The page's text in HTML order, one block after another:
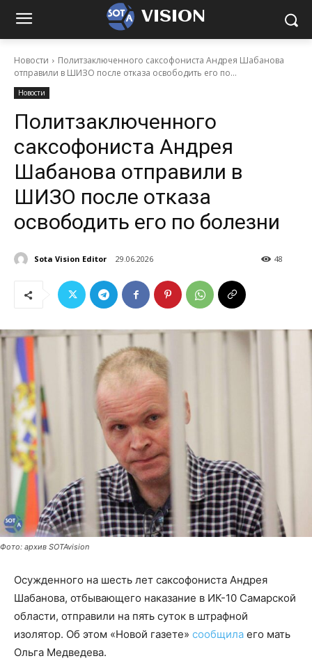
VISION
Новости
Политзаключенного саксофониста Андрея Шабанова
отправили в ШИЗО после отказа освободить его по...
Новости
Политзаключенного
саксофониста Андрея
Шабанова отправили в
ШИЗО после отказа
освободить его по болезни
Sota Vision Editor 29.06.2026 48
Фото: архив SOTAvision
Осужденного на шесть лет саксофониста Андрея
Шабанова, отбывающего наказание в ИК-10 Самарской
области, отправили на пять суток в штрафной
изолятор. Об этом «Новой газете» сообщила его мать
Ольга Медведева.